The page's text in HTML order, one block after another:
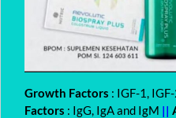
Growth Factors : IGF-1,
Factors : IgG, IgA and IgM ||